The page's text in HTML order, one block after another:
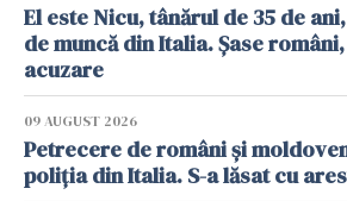
El este Nicu, tânărul de 35 de
de muncă din Italia. Șase
acuzare
09 AUGUST 2026
Petrecere de români și
poliția din Italia. S-a lăsat cu